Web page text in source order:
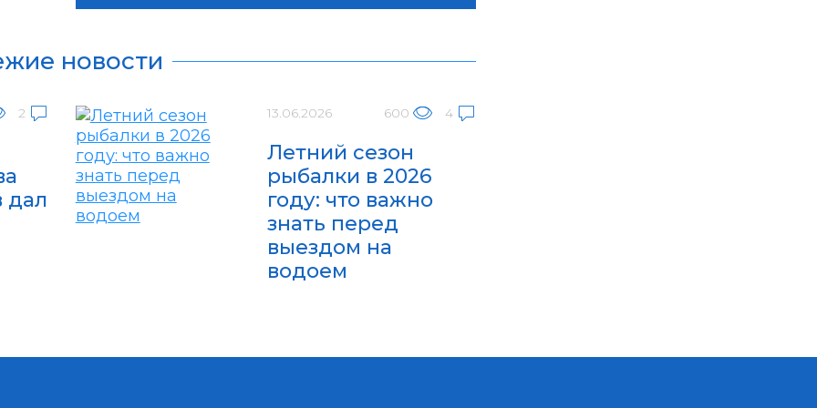
новости
2
дал
13.06.2026 600 4
Летний сезон
рыбалки в 2026
году: что важно
знать перед
выездом на
водоем